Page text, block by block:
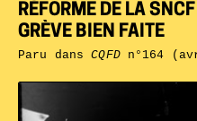
RÉFORME DE LA
GRÈVE BIEN FAITE
Paru dansCQFDn°164